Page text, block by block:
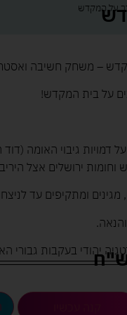
על המקדש
– משחק חשיבה
על בית המקדש!
דמויות גיבוי האומה
וחומות ירושלים אצל
מגינים ומתקיפים עד
יהודי בעקבות גבורי